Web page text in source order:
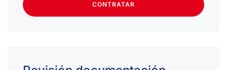
CONTRATAR